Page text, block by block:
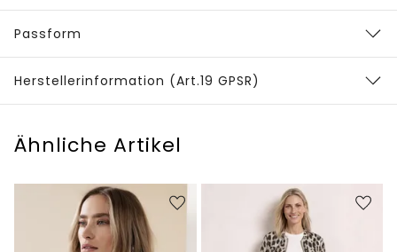
Passform
Herstellerinformation (Art.19 GPSR)
Ähnliche Artikel